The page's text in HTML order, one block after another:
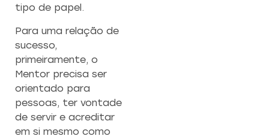
tipo de papel.
Para uma relação de
sucesso,
primeiramente, o
Mentor precisa ser
orientado para
pessoas, ter vontade
de servir e acreditar
em si mesmo como